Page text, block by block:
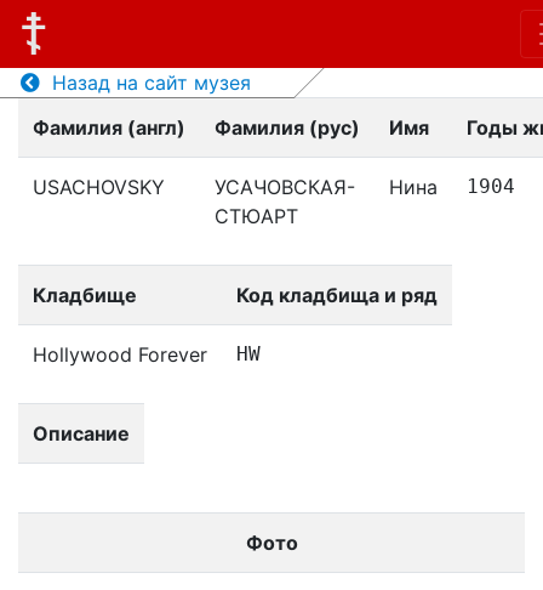
Назад на сайт музея
Фамилия (англ)
Фамилия (рус) Имя Годы
USACHOVSKY
УСАЧОВСКАЯ-
СТЮАРТ
Нина 1904
Кладбище Код кладбища и ряд
Hollywood Forever HW
Описание
Фото